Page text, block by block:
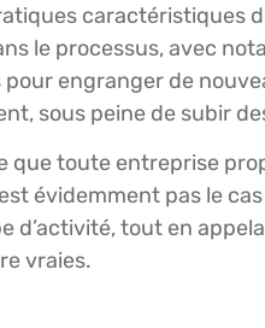
caractéristiques
le processus, avec
pour engranger de
sous peine de subir
que toute entreprise
évidemment pas le
d’activité, tout en
vraies.